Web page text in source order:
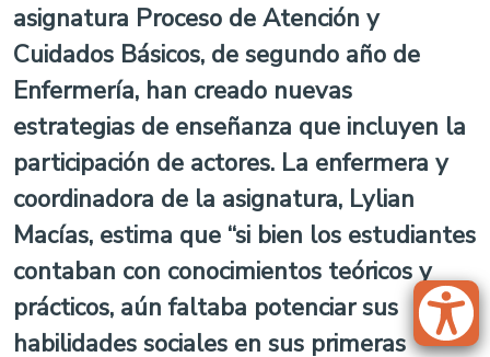
asignatura Proceso de Atención y
Cuidados Básicos, de segundo año de
Enfermería, han creado nuevas
estrategias de enseñanza que incluyen la
participación de actores. La enfermera y
coordinadora de la asignatura, Lylian
Macías, estima que “si bien los estudiantes
contaban con conocimientos teóricos y
prácticos, aún faltaba potenciar sus
habilidades sociales en sus primeras